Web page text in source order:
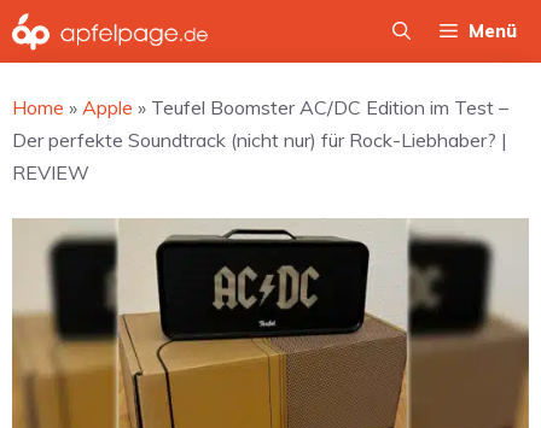
Zum
Inhalt
Menü
Home » Apple » Teufel Boomster AC/DC Edition im Test –
Der perfekte Soundtrack (nicht nur) für Rock-Liebhaber? |
REVIEW